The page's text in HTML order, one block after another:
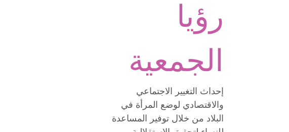
رؤيا
الجمعية
إحداث التغيير الاجتماعي
والاقتصادي لوضع المرأة في
البلاد من خلال توفير المساعدة